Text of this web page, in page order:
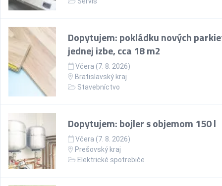
Dopytujem: pokládku nových
jednej izbe, cca 18 m2
Včera (7. 8. 2026)
Bratislavský kraj
Stavebníctvo
Dopytujem: bojler s objemom 150 l
Včera (7. 8. 2026)
Prešovský kraj
Elektrické spotrebiče